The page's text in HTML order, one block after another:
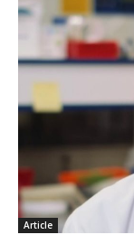
Article